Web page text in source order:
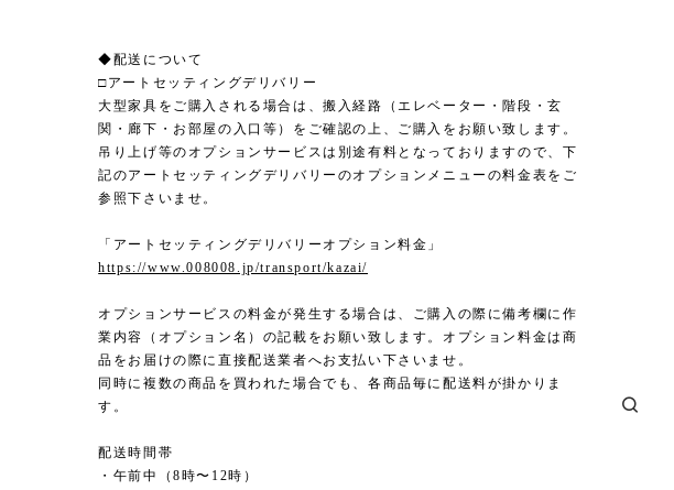
◆配送について
□アートセッティングデリバリー
大型家具をご購入される場合は、搬入経路（エレベーター・階段・玄
関・廊下・お部屋の入口等）をご確認の上、ご購入をお願い致します。
吊り上げ等のオプションサービスは別途有料となっておりますので、下
記のアートセッティングデリバリーのオプションメニューの料金表をご
参照下さいませ。
「アートセッティングデリバリーオプション料金」
https://www.008008.jp/transport/kazai/
オプションサービスの料金が発生する場合は、ご購入の際に備考欄に作
業内容（オプション名）の記載をお願い致します。オプション料金は商
品をお届けの際に直接配送業者へお支払い下さいませ。
同時に複数の商品を買われた場合でも、各商品毎に配送料が掛かりま
す。
配送時間帯
・午前中（8時〜12時）